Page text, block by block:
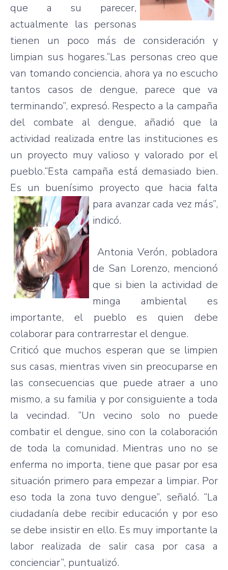
que a su parecer,
actualmente las personas
tienen un poco más de consideración y
limpian sus hogares.“Las personas creo que
van tomando conciencia, ahora ya no escucho
tantos casos de dengue, parece que va
terminando”, expresó. Respecto a la campaña
del combate al dengue, añadió que la
actividad realizada entre las instituciones es
un proyecto muy valioso y valorado por el
pueblo.“Esta campaña está demasiado bien.
Es un buenísimo proyecto que hacia falta
para avanzar cada vez más”,
indicó.
Antonia Verón, pobladora
de San Lorenzo, mencionó
que si bien la actividad de
minga ambiental es
importante, el pueblo es quien debe
colaborar para contrarrestar el dengue.
Criticó que muchos esperan que se limpien
sus casas, mientras viven sin preocuparse en
las consecuencias que puede atraer a uno
mismo, a su familia y por consiguiente a toda
la vecindad. “Un vecino solo no puede
combatir el dengue, sino con la colaboración
de toda la comunidad. Mientras uno no se
enferma no importa, tiene que pasar por esa
situación primero para empezar a limpiar. Por
eso toda la zona tuvo dengue”, señaló. “La
ciudadanía debe recibir educación y por eso
se debe insistir en ello. Es muy importante la
labor realizada de salir casa por casa a
concienciar”, puntualizó.